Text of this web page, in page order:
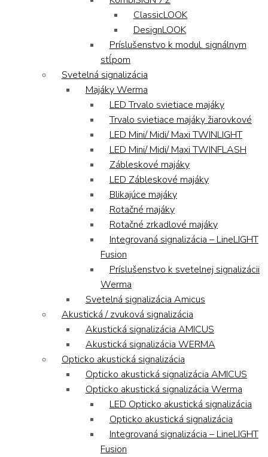
ClassicLOOK
DesignLOOK
Príslušenstvo k modul. signálnym
stĺpom
Svetelná signalizácia
Majáky Werma
LED Trvalo svietiace majáky
Trvalo svietiace majáky žiarovkové
LED Mini/ Midi/ Maxi TWINLIGHT
LED Mini/ Midi/ Maxi TWINFLASH
Zábleskové majáky
LED Zábleskové majáky
Blikajúce majáky
Rotačné majáky
Rotačné zrkadlové majáky
Integrovaná signalizácia – LineLIGHT
Fusion
Príslušenstvo k svetelnej signalizácii
Werma
Svetelná signalizácia Amicus
Akustická / zvuková signalizácia
Akustická signalizácia AMICUS
Akustická signalizácia WERMA
Opticko akustická signalizácia
Opticko akustická signalizácia AMICUS
Opticko akustická signalizácia Werma
LED Opticko akustická signalizácia
Opticko akustická signalizácia
Integrovaná signalizácia – LineLIGHT
Fusion